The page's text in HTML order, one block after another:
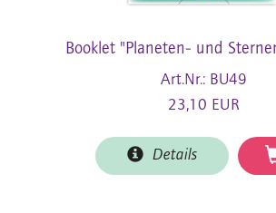
Booklet "Planeten- und
Art.Nr.: BU49
23,10 EUR
Details